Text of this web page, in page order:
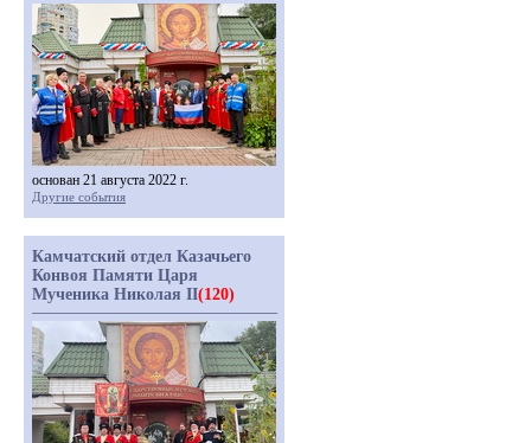
основан 21 августа 2022 г.
Другие события
Камчатский отдел Казачьего
Конвоя Памяти Царя
Мученика Николая II(120)